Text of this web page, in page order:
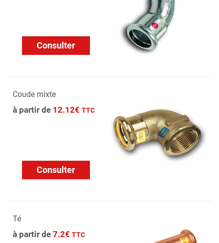
Consulter
Coude mixte
à partir de 12.12€ TTC
Consulter
Té
à partir de 7.2€ TTC